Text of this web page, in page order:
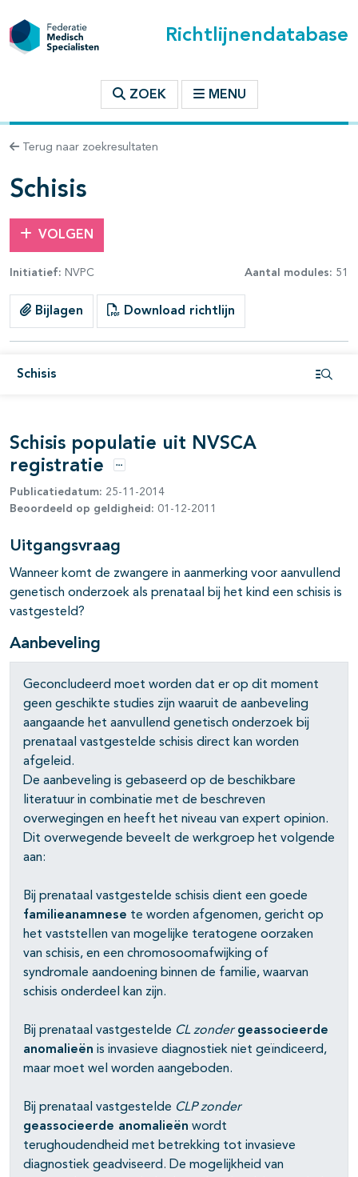
Richtlijnendatabase
ZOEK MENU
Terug naar zoekresultaten
Schisis
VOLGEN
Initiatief: NVPC Aantal modules: 51
Bijlagen Download richtlijn
Schisis
binnen deze richtlijn
open- en dichtklappen
open- en dichtklappen
open- en dichtklappen
open- en dichtklappen
open- en dichtklappen
open- en dichtklappen
open- en dichtklappen
open- en dichtklappen
Schisis populatie uit NVSCA
registratie
Opties
Publicatiedatum: 25-11-2014
Beoordeeld op geldigheid: 01-12-2011
Uitgangsvraag
Wanneer komt de zwangere in aanmerking voor aanvullend
genetisch onderzoek als prenataal bij het kind een schisis is
vastgesteld?
Aanbeveling
Geconcludeerd moet worden dat er op dit moment
geen geschikte studies zijn waaruit de aanbeveling
aangaande het aanvullend genetisch onderzoek bij
prenataal vastgestelde schisis direct kan worden
afgeleid.
De aanbeveling is gebaseerd op de beschikbare
literatuur in combinatie met de beschreven
overwegingen en heeft het niveau van expert opinion.
Dit overwegende beveelt de werkgroep het volgende
aan:
Bij prenataal vastgestelde schisis dient een goede
familieanamnese te worden afgenomen, gericht op
het vaststellen van mogelijke teratogene oorzaken
van schisis, en een chromosoomafwijking of
syndromale aandoening binnen de familie, waarvan
schisis onderdeel kan zijn.
Bij prenataal vastgestelde CL zonder geassocieerde
anomalieën is invasieve diagnostiek niet geïndiceerd,
maar moet wel worden aangeboden.
Bij prenataal vastgestelde CLP zonder
geassocieerde anomalieën wordt
terughoudendheid met betrekking tot invasieve
diagnostiek geadviseerd. De mogelijkheid van